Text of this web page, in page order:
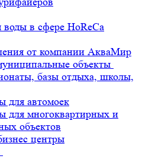
в сфере HoReCa
от компании АкваМир
объекты
базы отдыха, школы,
для автомоек
для многоквартирных и
объектов
центры